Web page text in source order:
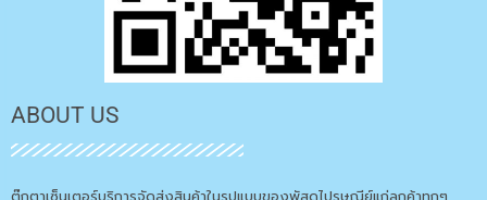
ABOUT US